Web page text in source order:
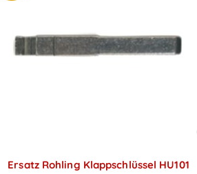
Ersatz Rohling Klappschlüssel HU101